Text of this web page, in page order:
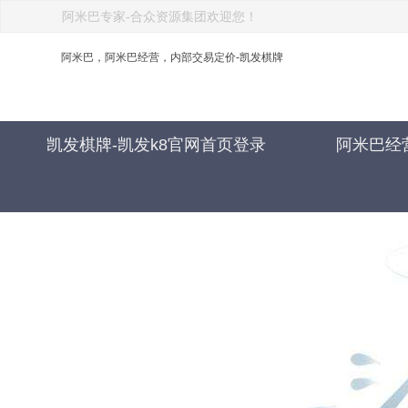
阿米巴专家-合众资源集团欢迎您！
阿米巴，阿米巴经营，内部交易定价-凯发棋牌
凯发棋牌-凯发k8官网首页登录 阿米巴经